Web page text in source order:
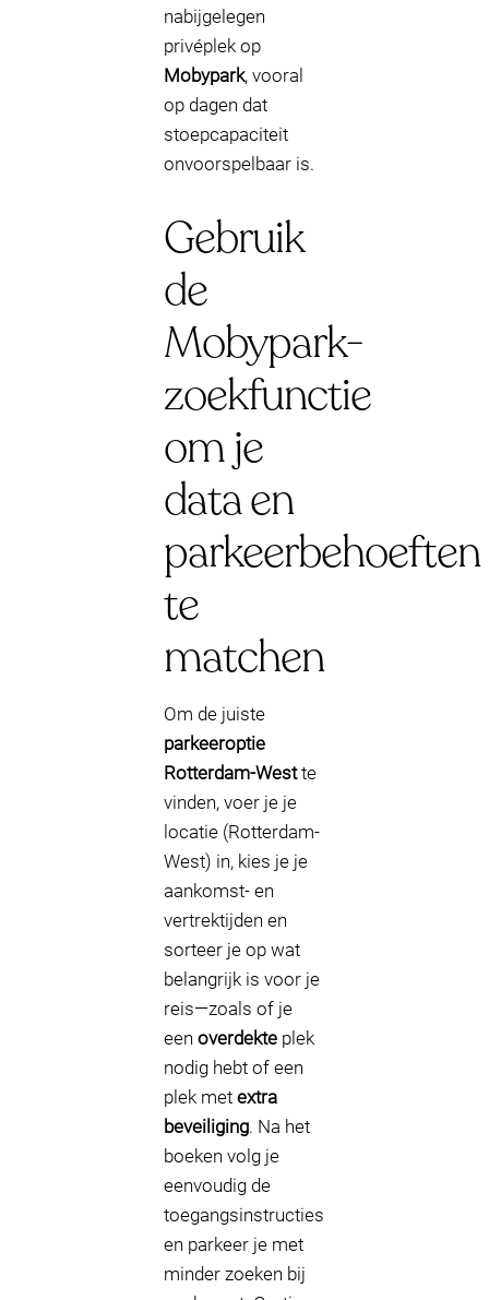
nabijgelegen
privéplek op
Mobypark, vooral
op dagen dat
stoepcapaciteit
onvoorspelbaar is.
Gebruik
de
Mobypark-
zoekfunctie
om je
data en
parkeerbehoeften
te
matchen
Om de juiste
parkeeroptie
Rotterdam-Westte
vinden, voer je je
locatie (Rotterdam-
West) in, kies je je
aankomst- en
vertrektijden en
sorteer je op wat
belangrijk is voor je
reis—zoals of je
een overdekte plek
nodig hebt of een
plek met extra
beveiliging. Na het
boeken volg je
eenvoudig de
toegangsinstructies
en parkeer je met
minder zoeken bij